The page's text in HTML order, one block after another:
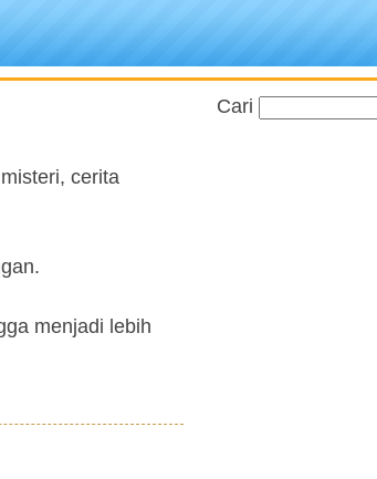
cerita
menjadi lebih
Cari